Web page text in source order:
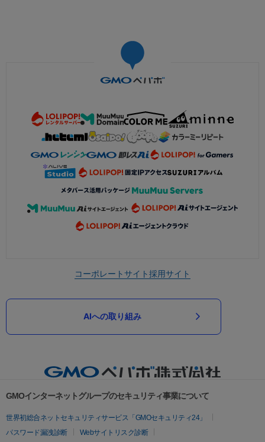
コーポレートサイト採用サイト
AIへの取り組み
GMOインターネットグループのセキュリティ事業について
世界初総合ネットセキュリティサービス「GMOセキュリティ24」
パスワード漏洩診断
Webサイトリスク診断